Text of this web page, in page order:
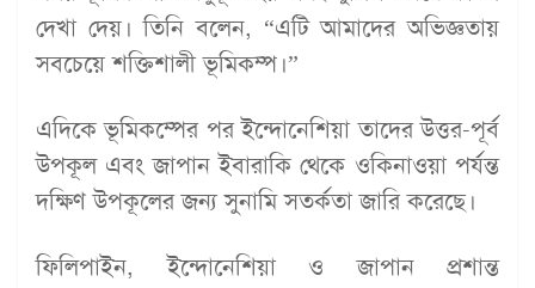
দেখা দেয়। তিনি বলেন, “এটি আমাদের অভিজ্ঞতায়
সবচেয়ে শক্তিশালী ভূমিকম্প।”
এদিকে ভূমিকম্পের পর ইন্দোনেশিয়া তাদের উত্তর-পূর্ব
উপকূল এবং জাপান ইবারাকি থেকে ওকিনাওয়া পর্যন্ত
দক্ষিণ উপকূলের জন্য সুনামি সতর্কতা জারি করেছে।
ফিলিপাইন, ইন্দোনেশিয়া ও জাপান প্রশান্ত